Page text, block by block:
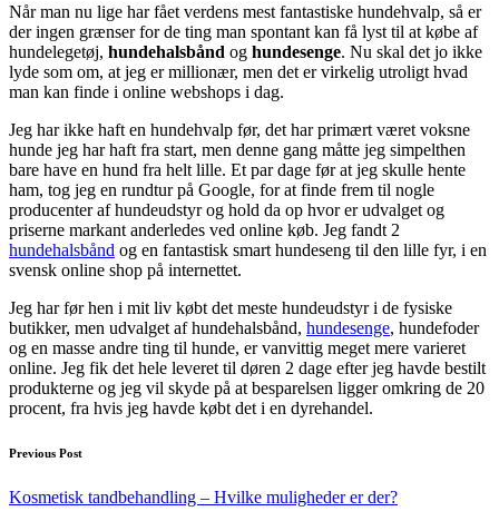
Når man nu lige har fået verdens mest fantastiske hundehvalp, så er
der ingen grænser for de ting man spontant kan få lyst til at købe af
hundelegetøj, hundehalsbånd og hundesenge. Nu skal det jo ikke
lyde som om, at jeg er millionær, men det er virkelig utroligt hvad
man kan finde i online webshops i dag.
Jeg har ikke haft en hundehvalp før, det har primært været voksne
hunde jeg har haft fra start, men denne gang måtte jeg simpelthen
bare have en hund fra helt lille. Et par dage før at jeg skulle hente
ham, tog jeg en rundtur på Google, for at finde frem til nogle
producenter af hundeudstyr og hold da op hvor er udvalget og
priserne markant anderledes ved online køb. Jeg fandt 2
hundehalsbånd og en fantastisk smart hundeseng til den lille fyr, i en
svensk online shop på internettet.
Jeg har før hen i mit liv købt det meste hundeudstyr i de fysiske
butikker, men udvalget af hundehalsbånd, hundesenge, hundefoder
og en masse andre ting til hunde, er vanvittig meget mere varieret
online. Jeg fik det hele leveret til døren 2 dage efter jeg havde bestilt
produkterne og jeg vil skyde på at besparelsen ligger omkring de 20
procent, fra hvis jeg havde købt det i en dyrehandel.
Post
navigation
Previous Post
Kosmetisk tandbehandling – Hvilke muligheder er der?